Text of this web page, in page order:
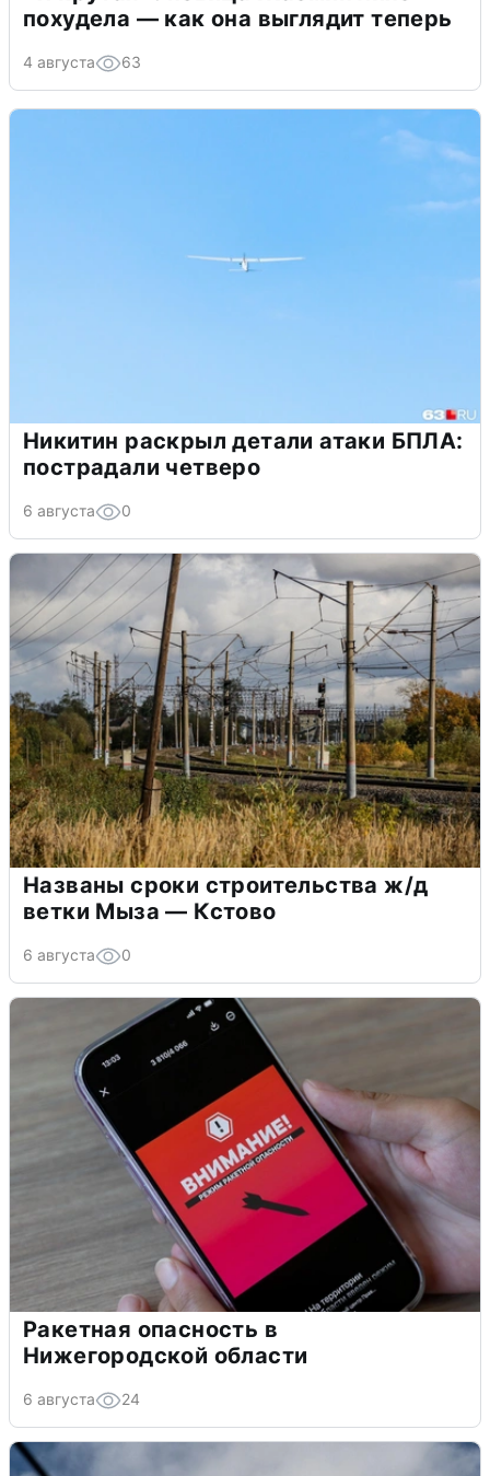
похудела — как она выглядит теперь
4 августа 63
Никитин раскрыл детали атаки БПЛА:
пострадали четверо
6 августа 0
Названы сроки строительства ж/д
ветки Мыза — Кстово
6 августа 0
Ракетная опасность в
Нижегородской области
6 августа 24